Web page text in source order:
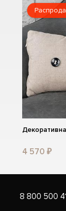
4 570 ₽
8 800 500